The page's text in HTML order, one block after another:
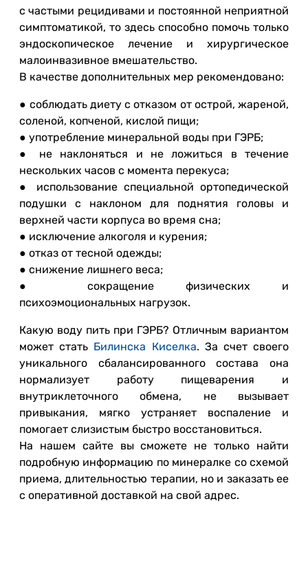
с частыми рецидивами и постоянной неприятной
симптоматикой, то здесь способно помочь только
эндоскопическое лечение и хирургическое
малоинвазивное вмешательство.
В качестве дополнительных мер рекомендовано:
● соблюдать диету с отказом от острой, жареной,
соленой, копченой, кислой пищи;
● употребление минеральной воды при ГЭРБ;
● не наклоняться и не ложиться в течение
нескольких часов с момента перекуса;
● использование специальной ортопедической
подушки с наклоном для поднятия головы и
верхней части корпуса во время сна;
● исключение алкоголя и курения;
● отказ от тесной одежды;
● снижение лишнего веса;
● сокращение физических и
психоэмоциональных нагрузок.
Какую воду пить при ГЭРБ? Отличным вариантом
может стать Билинска Киселка. За счет своего
уникального сбалансированного состава она
нормализует работу пищеварения и
внутриклеточного обмена, не вызывает
привыкания, мягко устраняет воспаление и
помогает слизистым быстро восстановиться.
На нашем сайте вы сможете не только найти
подробную информацию по минералке со схемой
приема, длительностью терапии, но и заказать ее
с оперативной доставкой на свой адрес.